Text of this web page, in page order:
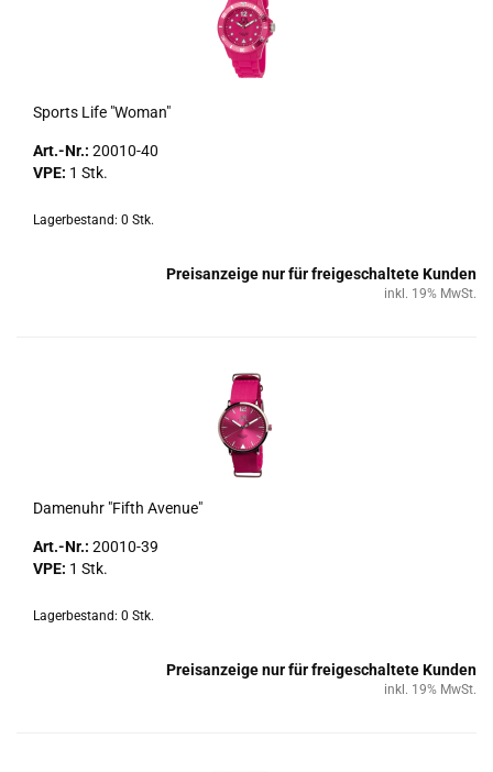
Sports Life "Woman"
Art.-Nr.: 20010-​40
VPE: 1 Stk.
Lagerbestand: 0 Stk.
Preisanzeige nur für freigeschaltete Kunden
inkl. 19% MwSt.
Da­men­uhr "Fifth Ave­nue"
Art.-Nr.: 20010-​39
VPE: 1 Stk.
Lagerbestand: 0 Stk.
Preisanzeige nur für freigeschaltete Kunden
inkl. 19% MwSt.